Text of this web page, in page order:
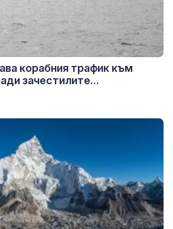
корабния трафик към
зачестилите...